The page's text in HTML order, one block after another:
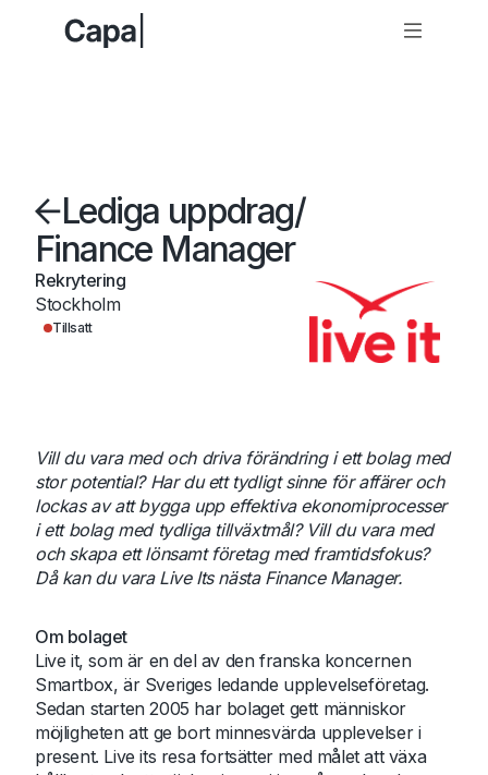
Lediga uppdrag/
Finance Manager
Rekrytering
Stockholm
Tillsatt
Vill du vara med och driva förändring i ett bolag med
stor potential? Har du ett tydligt sinne för affärer och
lockas av att bygga upp effektiva ekonomiprocesser
i ett bolag med tydliga tillväxtmål? Vill du vara med
och skapa ett lönsamt företag med framtidsfokus?
Då kan du vara Live Its nästa Finance Manager.
Om bolaget
Live it, som är en del av den franska koncernen
Smartbox, är Sveriges ledande upplevelseföretag.
Sedan starten 2005 har bolaget gett människor
möjligheten att ge bort minnesvärda upplevelser i
present. Live its resa fortsätter med målet att växa